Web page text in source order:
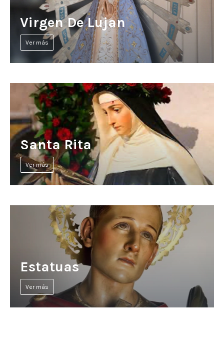
Virgen De Lujan
Ver más
Santa Rita
Ver más
Estatuas
Ver más